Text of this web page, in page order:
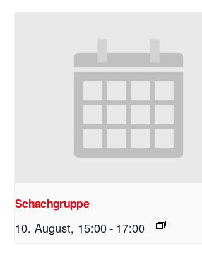
Schachgruppe
10. August, 15:00- 17:00